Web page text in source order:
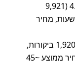
Dong Bac Travel – דירוג 4.94/5 (9,921
ביקורות, ~46%), זמן ממוצע 5.5 שעות, מחיר
מפעיל #53152 – דירוג 4.74/5 (1,920 ביקורות,
~19%), זמן ממוצע 5.5 שעות, מחיר ממוצע ~45